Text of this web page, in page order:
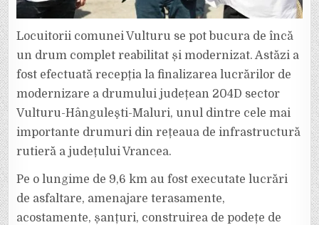
Locuitorii comunei Vulturu se pot bucura de încă
un drum complet reabilitat și modernizat. Astăzi a
fost efectuată recepția la finalizarea lucrărilor de
modernizare a drumului județean 204D sector
Vulturu-Hânguleşti-Maluri, unul dintre cele mai
importante drumuri din rețeaua de infrastructură
rutieră a județului Vrancea.
Pe o lungime de 9,6 km au fost executate lucrări
de asfaltare, amenajare terasamente,
acostamente, șanțuri, construirea de podețe de